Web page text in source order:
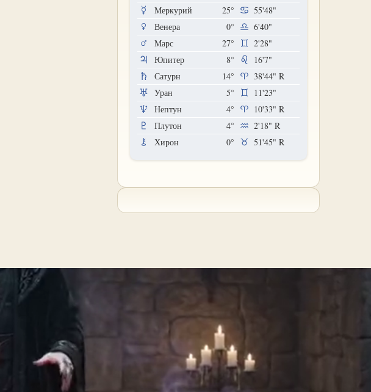
Меркурий
25°
55'48"
Венера
0°
6'40"
Марс
27°
2'28"
Юпитер
8°
16'7"
Сатурн
14° 38'44" R
Уран
5°
11'23"
Нептун
4° 10'33" R
Плутон
4° 2'18" R
Хирон
0° 51'45" R